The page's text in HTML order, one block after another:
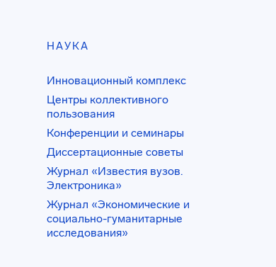
НАУКА
Инновационный комплекс
Центры коллективного
пользования
Конференции и семинары
Диссертационные советы
Журнал «Известия вузов.
Электроника»
Журнал «Экономические и
социально-гуманитарные
исследования»